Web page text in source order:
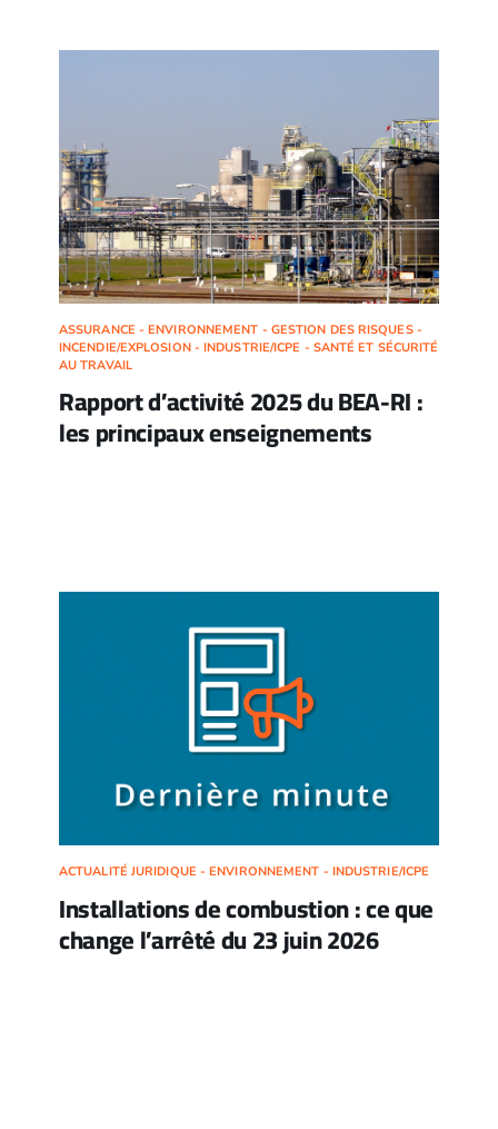
ASSURANCE - ENVIRONNEMENT - GESTION DES RISQUES -
INCENDIE/EXPLOSION - INDUSTRIE/ICPE - SANTÉ ET SÉCURITÉ
AU TRAVAIL
Rapport d’activité 2025 du BEA-RI :
les principaux enseignements
ACTUALITÉ JURIDIQUE - ENVIRONNEMENT - INDUSTRIE/ICPE
Installations de combustion : ce que
change l’arrêté du 23 juin 2026